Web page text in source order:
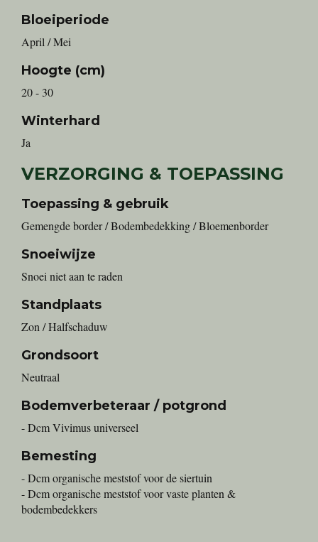
Bloeiperiode
April / Mei
Hoogte (cm)
20 - 30
Winterhard
Ja
VERZORGING & TOEPASSING
Toepassing & gebruik
Gemengde border / Bodembedekking / Bloemenborder
Snoeiwijze
Snoei niet aan te raden
Standplaats
Zon / Halfschaduw
Grondsoort
Neutraal
Bodemverbeteraar / potgrond
- Dcm Vivimus universeel
Bemesting
- Dcm organische meststof voor de siertuin
- Dcm organische meststof voor vaste planten &
bodembedekkers